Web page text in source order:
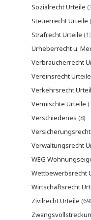
Sozialrecht Urteile
Steuerrecht Urteile
Strafrecht Urteile
Urheberrecht u.
Verbraucherrecht
Vereinsrecht Urteile
Verkehrsrecht
Vermischte Urteile
Verschiedenes (8)
Verwaltungsrecht
WEG
Wettbewerbsrecht
Wirtschaftsrecht
Zivilrecht Urteile